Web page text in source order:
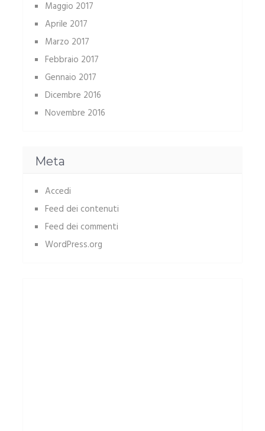
Maggio 2017
Aprile 2017
Marzo 2017
Febbraio 2017
Gennaio 2017
Dicembre 2016
Novembre 2016
Meta
Accedi
Feed dei contenuti
Feed dei commenti
WordPress.org